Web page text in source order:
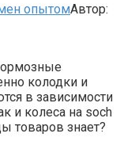
опытомАвтор:
колодки и
в зависимости
и колеса на soch
товаров знает?